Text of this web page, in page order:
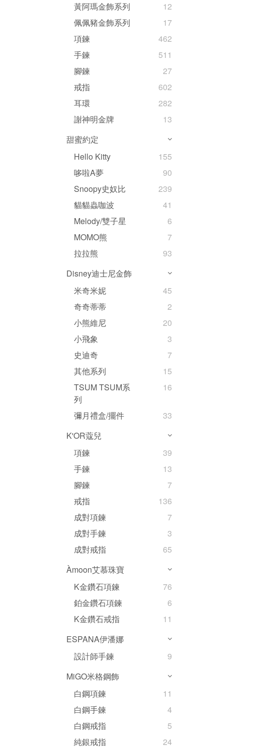
黃阿瑪金飾系列
12
佩佩豬金飾系列
17
項鍊
462
手鍊
511
腳鍊
27
戒指
602
耳環
282
謝神明金牌
13
甜蜜約定
Hello Kitty
155
哆啦A夢
90
Snoopy史奴比
239
貓貓蟲咖波
41
Melody/雙子星
6
MOMO熊
7
拉拉熊
93
Disney迪士尼金飾
米奇米妮
45
奇奇蒂蒂
2
小熊維尼
20
小飛象
3
史迪奇
7
其他系列
15
TSUM TSUM系
列
16
彌月禮盒/擺件
33
K'OR蔻兒
項鍊
39
手鍊
13
腳鍊
7
戒指
136
成對項鍊
7
成對手鍊
3
成對戒指
65
Àmoon艾慕珠寶
K金鑽石項鍊
76
鉑金鑽石項鍊
6
K金鑽石戒指
11
ESPANA伊潘娜
設計師手鍊
9
MiGO米格鋼飾
白鋼項鍊
11
白鋼手鍊
4
白鋼戒指
5
純銀戒指
24